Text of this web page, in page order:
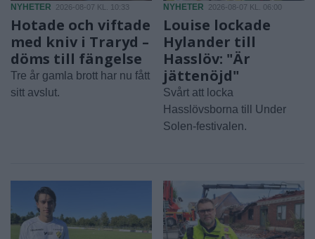
NYHETER 2026-08-07 KL. 10:33
Hotade och viftade
med kniv i Traryd –
döms till fängelse
Tre år gamla brott har nu fått
sitt avslut.
NYHETER 2026-08-07 KL. 06:00
Louise lockade
Hylander till
Hasslöv: "Är
jättenöjd"
Svårt att locka
Hasslövsborna till Under
Solen-festivalen.